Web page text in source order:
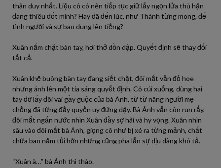
thân duy nhất. Liệu cô có nên tiếp tục giữ lấy ngọn lửa thù hận
đang thiêu đốt mình? Hay đã đến lúc, như Thành từng mong, để
tình người và sự bao dung lên tiếng?
Xuân nắm chặt bàn tay, hơi thở dồn dập. Quyết định sẽ thay đổi
tất cả.
Xuân khẽ buông bàn tay đang siết chặt, đôi mắt vẫn đỏ hoe
nhưng ánh lên một tia sáng quyết định. Cô cúi xuống, dùng hai
tay đỡ lấy đôi vai gầy guộc của bà Ánh, từ từ nâng người mẹ
chồng đã từng đầy quyền uy đứng dậy. Bà Ánh vẫn còn run rẩy,
đôi mắt ngấn nước nhìn Xuân đầy sợ hãi và hy vọng. Xuân nhìn
sâu vào đôi mắt bà Ánh, giọng cô như bị xé ra từng mảnh, chất
chứa bao năm tủi hờn nhưng cũng pha lẫn sự dịu dàng khó tả.
“Xuân à…” bà Ánh thì thào.